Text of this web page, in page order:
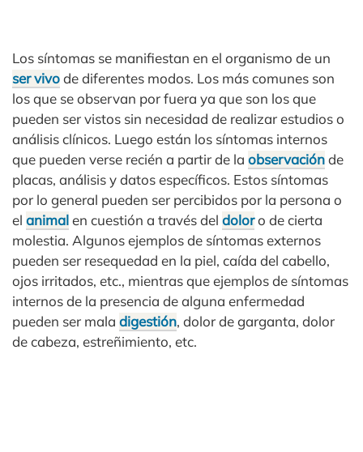
Los síntomas se manifiestan en el organismo de un
ser vivode diferentes modos. Los más comunes son
los que se observan por fuera ya que son los que
pueden ser vistos sin necesidad de realizar estudios o
análisis clínicos. Luego están los síntomas internos
que pueden verse recién a partir de la observaciónde
placas, análisis y datos específicos. Estos síntomas
por lo general pueden ser percibidos por la persona o
el animalen cuestión a través del doloro de cierta
molestia. Algunos ejemplos de síntomas externos
pueden ser resequedad en la piel, caída del cabello,
ojos irritados, etc., mientras que ejemplos de síntomas
internos de la presencia de alguna enfermedad
pueden ser mala digestión, dolor de garganta, dolor
de cabeza, estreñimiento, etc.